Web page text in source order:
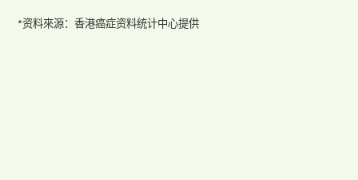
*资料來源：香港癌症资料统计中心提供